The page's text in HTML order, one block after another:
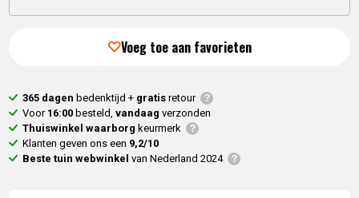
Voeg toe aan favorieten
365 dagen bedenktijd + gratisretour
Voor 16:00 besteld,vandaag verzonden
Thuiswinkel waarborg keurmerk
Klanten geven ons een 9,2/10
Beste tuin webwinkel van Nederland 2024